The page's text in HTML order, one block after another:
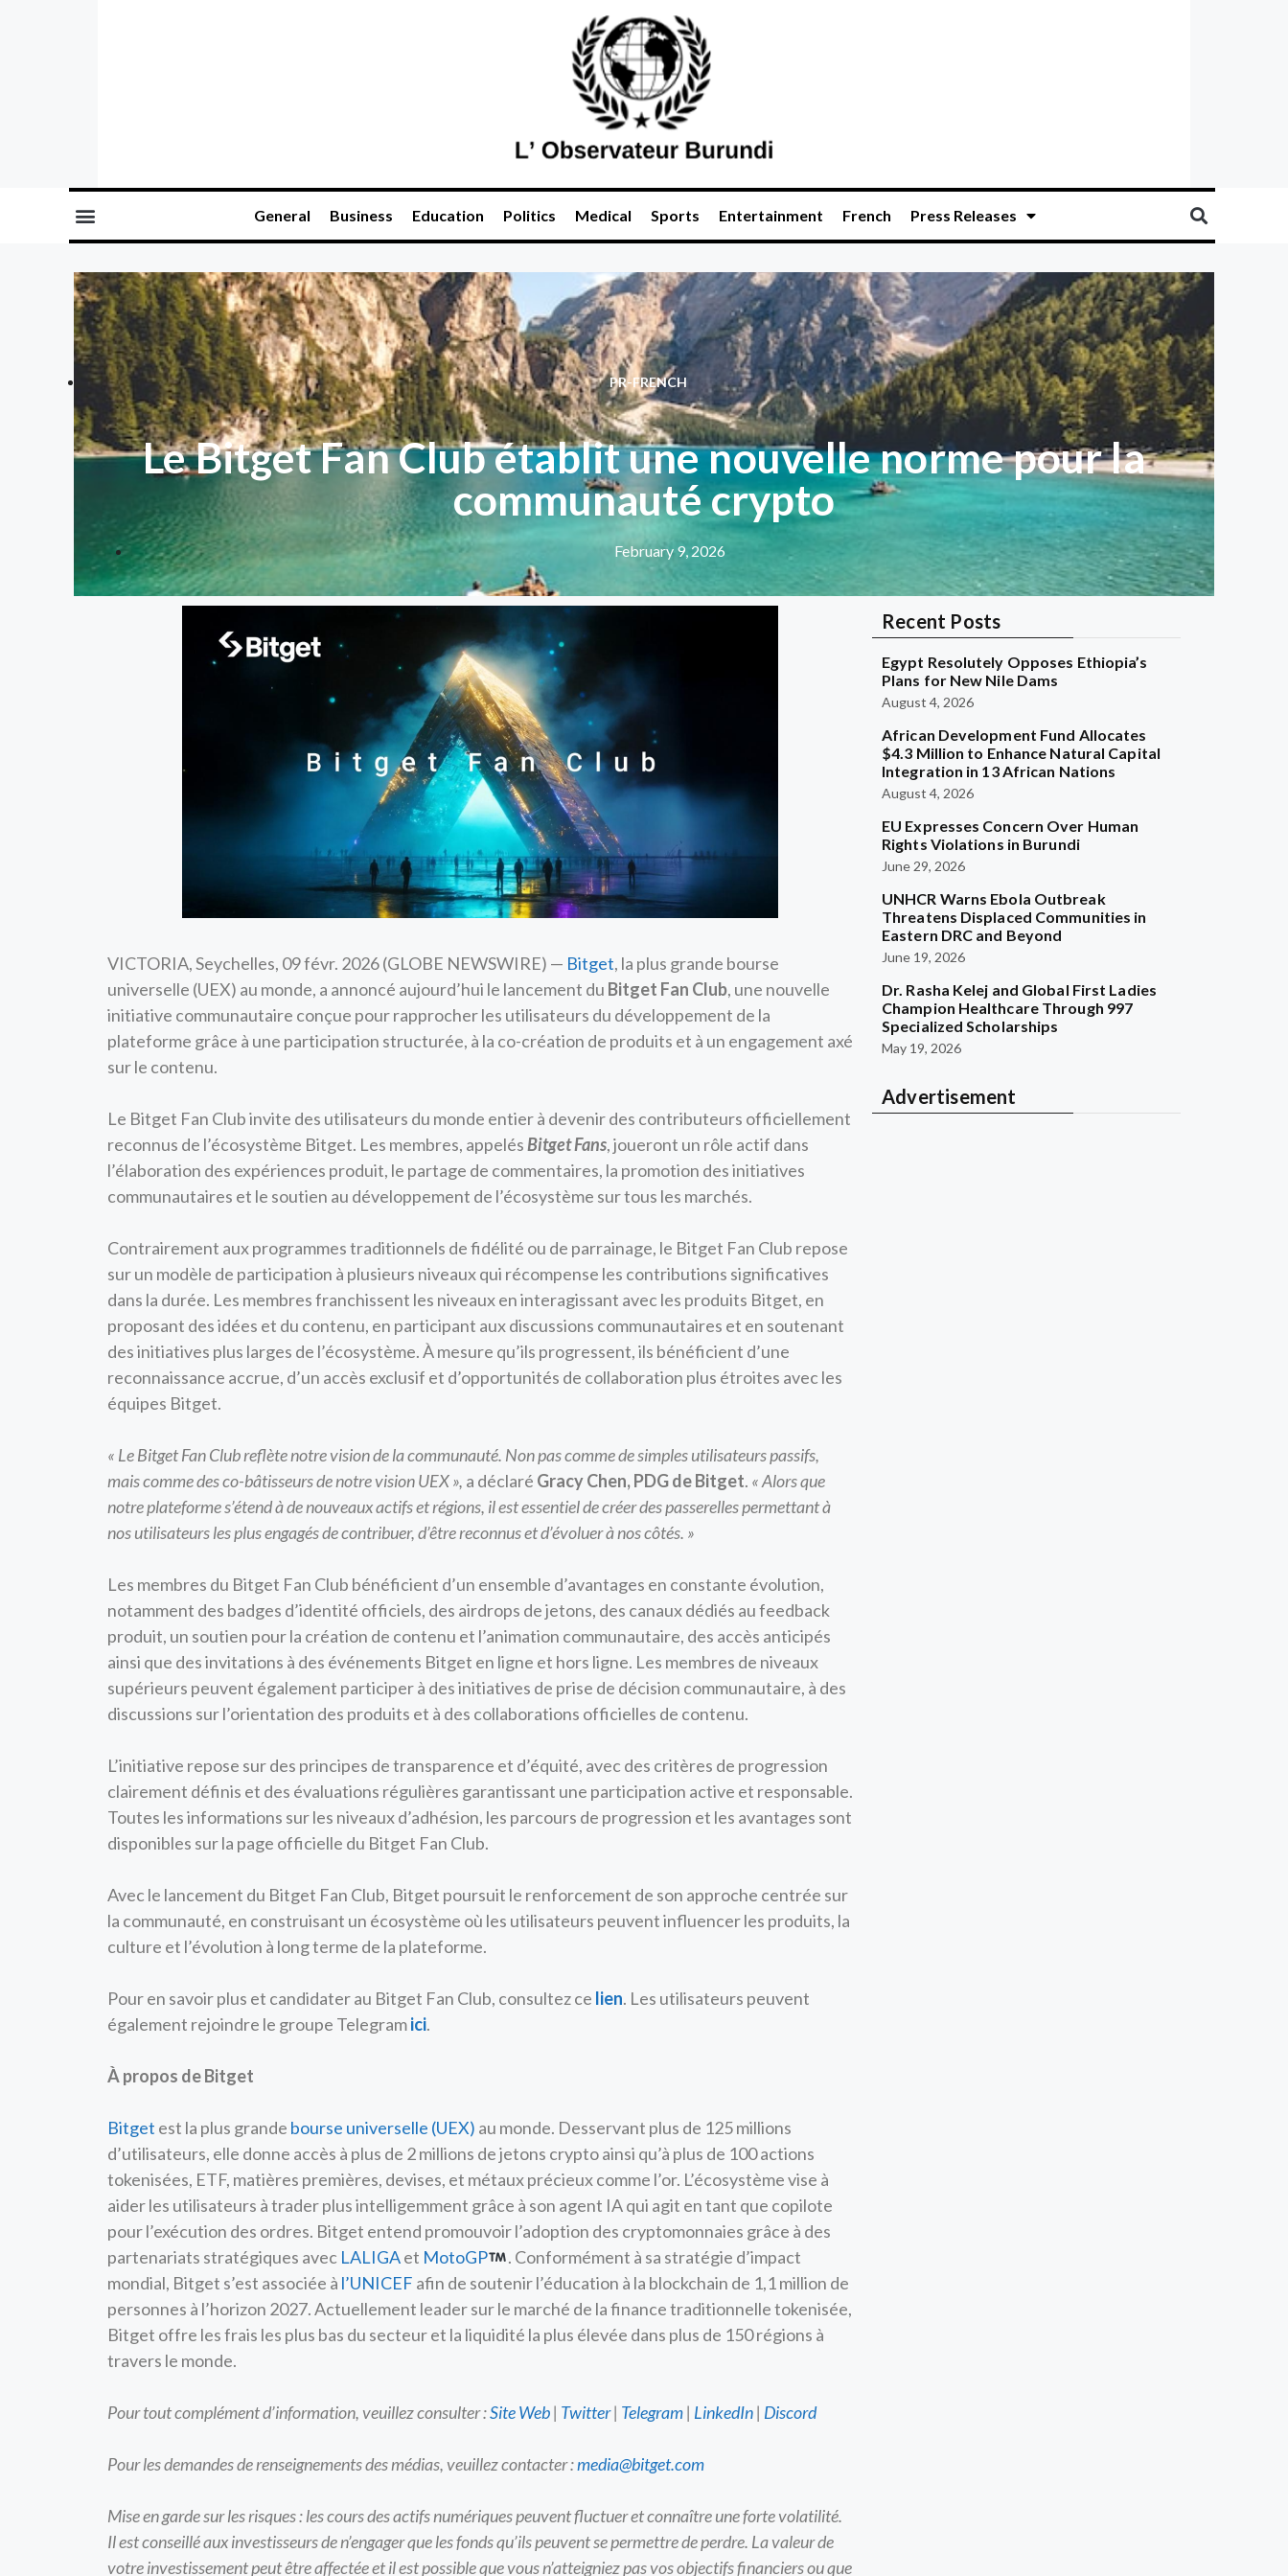
General Business Education Politics Medical Sports Entertainment French Press Releases
PR-FRENCH
Le Bitget Fan Club établit une nouvelle norme pour la
communauté crypto
February 9, 2026
VICTORIA, Seychelles, 09 févr. 2026 (GLOBE NEWSWIRE) — Bitget, la plus grande bourse
universelle (UEX) au monde, a annoncé aujourd’hui le lancement du Bitget Fan Club, une nouvelle
initiative communautaire conçue pour rapprocher les utilisateurs du développement de la
plateforme grâce à une participation structurée, à la co-création de produits et à un engagement axé
sur le contenu.
Le Bitget Fan Club invite des utilisateurs du monde entier à devenir des contributeurs officiellement
reconnus de l’écosystème Bitget. Les membres, appelésBitget Fans, joueront un rôle actif dans
l’élaboration des expériences produit, le partage de commentaires, la promotion des initiatives
communautaires et le soutien au développement de l’écosystème sur tous les marchés.
Contrairement aux programmes traditionnels de fidélité ou de parrainage, le Bitget Fan Club repose
sur un modèle de participation à plusieurs niveaux qui récompense les contributions significatives
dans la durée. Les membres franchissent les niveaux en interagissant avec les produits Bitget, en
proposant des idées et du contenu, en participant aux discussions communautaires et en soutenant
des initiatives plus larges de l’écosystème. À mesure qu’ils progressent, ils bénéficient d’une
reconnaissance accrue, d’un accès exclusif et d’opportunités de collaboration plus étroites avec les
équipes Bitget.
« Le Bitget Fan Club reflète notre vision de la communauté. Non pas comme de simples utilisateurs passifs,
mais comme des co-bâtisseurs de notre vision UEX », a déclaré Gracy Chen, PDG de Bitget. « Alors que
notre plateforme s’étend à de nouveaux actifs et régions, il est essentiel de créer des passerelles permettant à
nos utilisateurs les plus engagés de contribuer, d’être reconnus et d’évoluer à nos côtés. »
Les membres du Bitget Fan Club bénéficient d’un ensemble d’avantages en constante évolution,
notamment des badges d’identité officiels, des airdrops de jetons, des canaux dédiés au feedback
produit, un soutien pour la création de contenu et l’animation communautaire, des accès anticipés
ainsi que des invitations à des événements Bitget en ligne et hors ligne. Les membres de niveaux
supérieurs peuvent également participer à des initiatives de prise de décision communautaire, à des
discussions sur l’orientation des produits et à des collaborations officielles de contenu.
L’initiative repose sur des principes de transparence et d’équité, avec des critères de progression
clairement définis et des évaluations régulières garantissant une participation active et responsable.
Toutes les informations sur les niveaux d’adhésion, les parcours de progression et les avantages sont
disponibles sur la page officielle du Bitget Fan Club.
Avec le lancement du Bitget Fan Club, Bitget poursuit le renforcement de son approche centrée sur
la communauté, en construisant un écosystème où les utilisateurs peuvent influencer les produits, la
culture et l’évolution à long terme de la plateforme.
Pour en savoir plus et candidater au Bitget Fan Club, consultez ce lien. Les utilisateurs peuvent
également rejoindre le groupe Telegramici.
À propos de Bitget
Bitget est la plus grande bourse universelle (UEX) au monde. Desservant plus de 125 millions
d’utilisateurs, elle donne accès à plus de 2 millions de jetons crypto ainsi qu’à plus de 100 actions
tokenisées, ETF, matières premières, devises, et métaux précieux comme l’or. L’écosystème vise à
aider les utilisateurs à trader plus intelligemment grâce à son agent IA qui agit en tant que copilote
pour l’exécution des ordres. Bitget entend promouvoir l’adoption des cryptomonnaies grâce à des
partenariats stratégiques avec LALIGAet MotoGP
. Conformément à sa stratégie d’impact
mondial, Bitget s’est associée à l’UNICEF afin de soutenir l’éducation à la blockchain de 1,1 million de
personnes à l’horizon 2027. Actuellement leader sur le marché de la finance traditionnelle tokenisée,
Bitget offre les frais les plus bas du secteur et la liquidité la plus élevée dans plus de 150 régions à
travers le monde.
Pour tout complément d’information, veuillez consulter :Site Web| Twitter| Telegram| LinkedIn| Discord
Pour les demandes de renseignements des médias, veuillez contacter :media@bitget.com
Mise en garde sur les risques : les cours des actifs numériques peuvent fluctuer et connaître une forte volatilité.
Il est conseillé aux investisseurs de n’engager que les fonds qu’ils peuvent se permettre de perdre. La valeur de
votre investissement peut être affectée et il est possible que vous n’atteigniez pas vos objectifs financiers ou que
Recent Posts
Egypt Resolutely Opposes Ethiopia’s
Plans for New Nile Dams
August 4, 2026
African Development Fund Allocates
$4.3 Million to Enhance Natural Capital
Integration in 13 African Nations
August 4, 2026
EU Expresses Concern Over Human
Rights Violations in Burundi
June 29, 2026
UNHCR Warns Ebola Outbreak
Threatens Displaced Communities in
Eastern DRC and Beyond
June 19, 2026
Dr. Rasha Kelej and Global First Ladies
Champion Healthcare Through 997
Specialized Scholarships
May 19, 2026
Advertisement